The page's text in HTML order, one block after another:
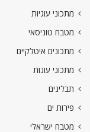
מתכוני עוגיות
מטבח טוניסאי
מתכונים איטלקיים
מתכוני עוגות
תבלינים
פירות ים
מטבח ישראלי